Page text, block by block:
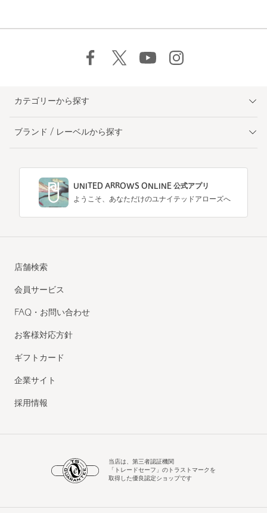
カテゴリーから探す
ブランド / レーベルから探す
UNITED ARROWS ONLINE 公式アプリ
ようこそ、あなただけのユナイテッドアローズへ
店舗検索
会員サービス
FAQ・お問い合わせ
お客様対応方針
ギフトカード
企業サイト
採用情報
当店は、第三者認証機関
「トレードセーフ」のトラストマークを
取得した優良認定ショップです